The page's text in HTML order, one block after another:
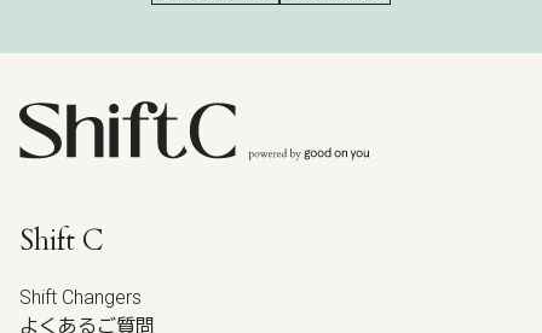
Shift C
Shift Changers
よくあるご質問